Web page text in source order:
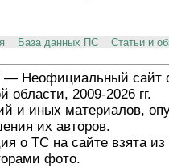
База данных ПС Статьи и
сайт
области, 2009-2026 гг.
и иных материалов,
их авторов.
о ТС на сайте взята из
фото.